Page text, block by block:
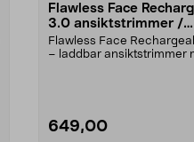
Flawless Face
3.0 ansiktstrimmer /
hårborttagare, laddbar
Flawless Face
– laddbar ansiktstrimmer
649,00